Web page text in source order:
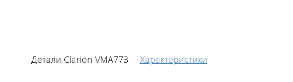
Детали Clarion VMA773 Характеристики